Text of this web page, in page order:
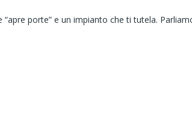
porte” e un impianto che ti tutela.